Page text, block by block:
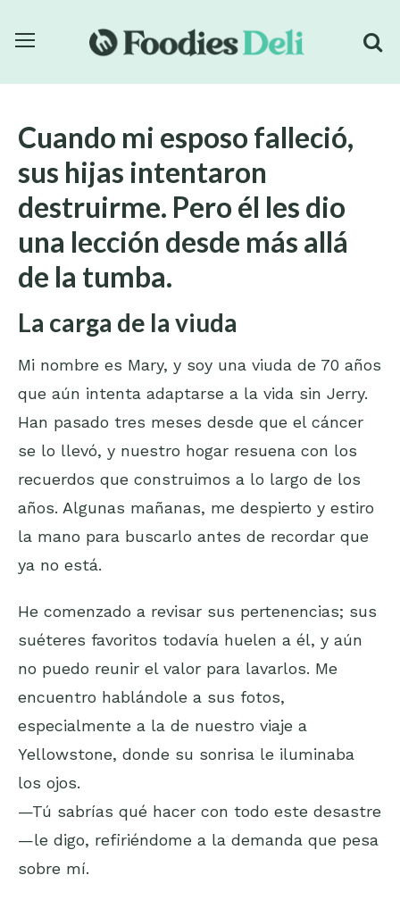
Cuando mi esposo falleció,
sus hijas intentaron
destruirme. Pero él les dio
una lección desde más allá
de la tumba.
La carga de la viuda
Mi nombre es Mary, y soy una viuda de 70 años
que aún intenta adaptarse a la vida sin Jerry.
Han pasado tres meses desde que el cáncer
se lo llevó, y nuestro hogar resuena con los
recuerdos que construimos a lo largo de los
años. Algunas mañanas, me despierto y estiro
la mano para buscarlo antes de recordar que
ya no está.
He comenzado a revisar sus pertenencias; sus
suéteres favoritos todavía huelen a él, y aún
no puedo reunir el valor para lavarlos. Me
encuentro hablándole a sus fotos,
especialmente a la de nuestro viaje a
Yellowstone, donde su sonrisa le iluminaba
los ojos.
—Tú sabrías qué hacer con todo este desastre
—le digo, refiriéndome a la demanda que pesa
sobre mí.